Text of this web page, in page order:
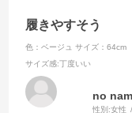
履きやすそう
色：ベージュ サイズ：64cm
サイズ感:丁度いい
no
性別:女性